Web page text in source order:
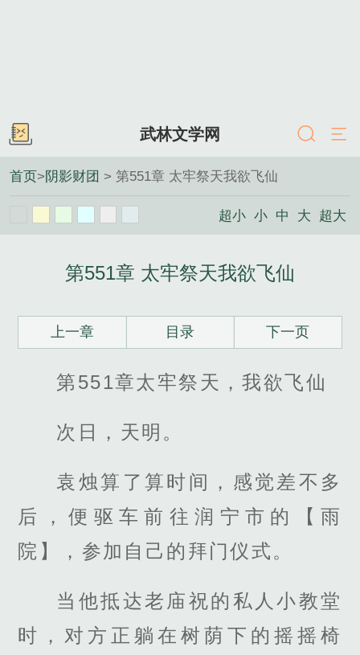
武林文学网
首页>阴影财团 > 第551章 太牢祭天我欲飞仙
超小 小 中 大 超大
第551章 太牢祭天我欲飞仙
上一章 目录 下一页
第551章太牢祭天，我欲飞仙
次日，天明。
袁烛算了算时间，感觉差不多
后，便驱车前往润宁市的【雨
院】，参加自己的拜门仪式。
当他抵达老庙祝的私人小教堂
时，对方正躺在树荫下的摇摇椅